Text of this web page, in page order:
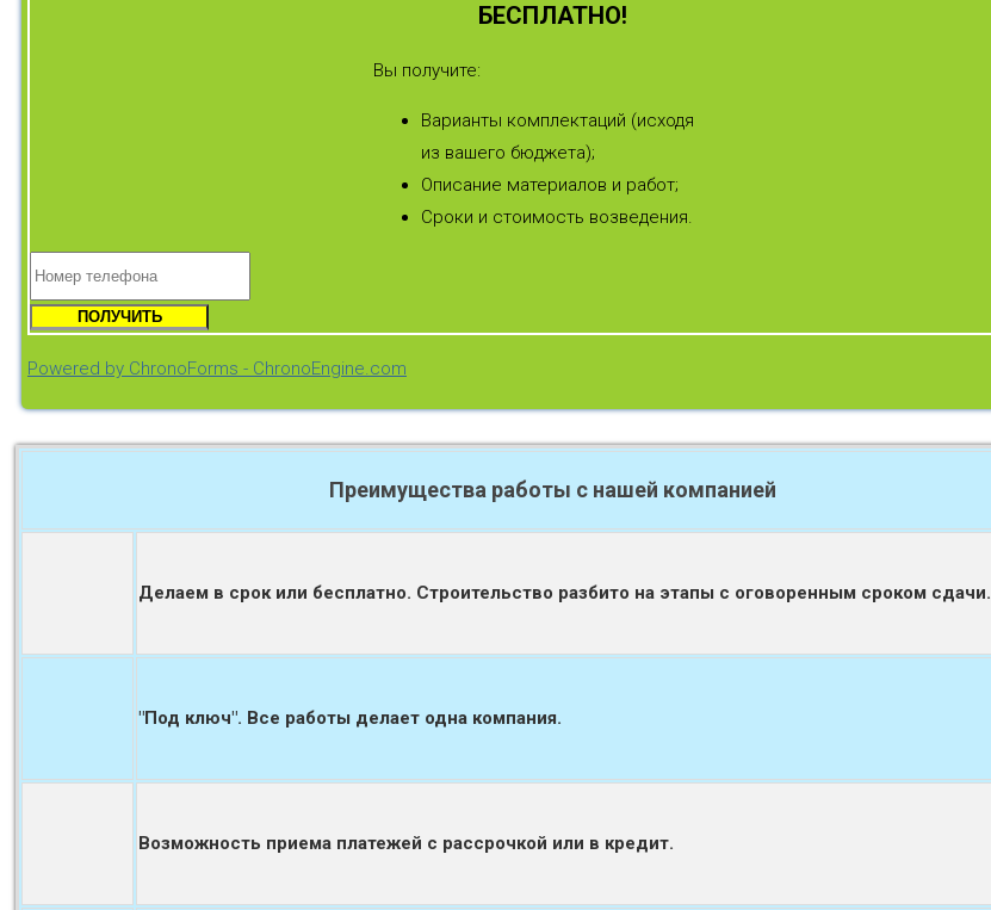
БЕСПЛАТНО!
Вы получите:
Варианты комплектаций (исходя
из вашего бюджета);
Описание материалов и работ;
Сроки и стоимость возведения.
Powered by ChronoForms - ChronoEngine.com
Преимущества работы с нашей компанией
Делаем в срок или бесплатно. Строительство разбито на этапы с оговоренным сроком сдачи.
"Под ключ". Все работы делает одна компания.
Возможность приема платежей с рассрочкой или в кредит.